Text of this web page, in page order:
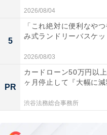
する料理と同じように丁
メニューを考案しています
今夏は、猛暑や残暑の食
い、新たなお持ち帰り「
ール海老の蒸し煮」「地
類を用意。
2026/08/04
5
「これ絶対に便利なや
み式ランドリーバスケッ
2026/08/03
PR
カードローン50万円以
ヶ月停止して『大幅に減
渋谷法務総合事務所